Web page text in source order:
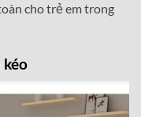
cho trẻ em trong